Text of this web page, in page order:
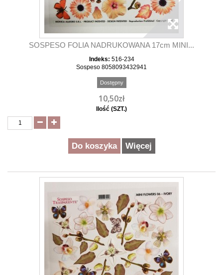
SOSPESO FOLIA NADRUKOWANA 17cm MINI...
Indeks: 516-234
Sospeso 8058093432941
Dostępny
10,50zł
Ilość (SZT.)
Do koszyka Więcej